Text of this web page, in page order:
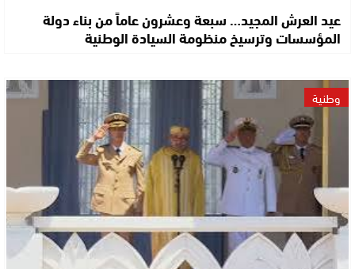
عيد العرش المجيد… سبعة وعشرون عاماً من بناء دولة
المؤسسات وترسيخ منظومة السيادة الوطنية
وطنية